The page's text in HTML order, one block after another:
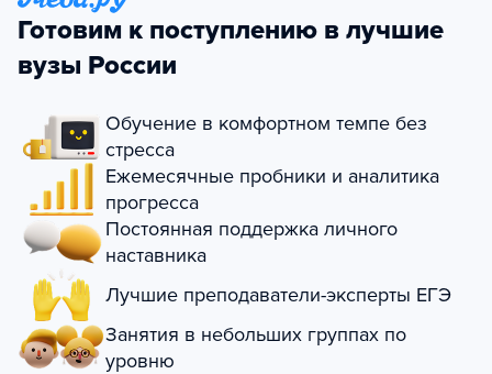
Готовим к поступлению в лучшие
вузы России
Обучение в комфортном темпе без
стресса
Ежемесячные пробники и аналитика
прогресса
Постоянная поддержка личного
наставника
Лучшие преподаватели-эксперты ЕГЭ
Занятия в небольших группах по
уровню